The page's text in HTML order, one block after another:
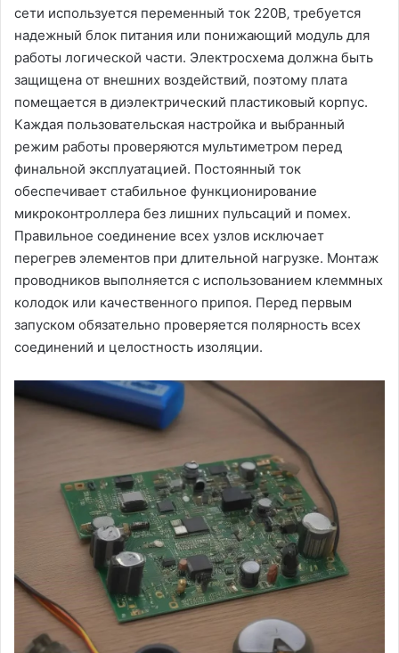
сети используется переменный ток 220В‚ требуется
надежный блок питания или понижающий модуль для
работы логической части. Электросхема должна быть
защищена от внешних воздействий‚ поэтому плата
помещается в диэлектрический пластиковый корпус.
Каждая пользовательская настройка и выбранный
режим работы проверяются мультиметром перед
финальной эксплуатацией. Постоянный ток
обеспечивает стабильное функционирование
микроконтроллера без лишних пульсаций и помех.
Правильное соединение всех узлов исключает
перегрев элементов при длительной нагрузке. Монтаж
проводников выполняется с использованием клеммных
колодок или качественного припоя. Перед первым
запуском обязательно проверяется полярность всех
соединений и целостность изоляции.